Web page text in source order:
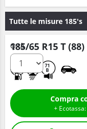
Tutte le misure 185's
185/65 R15 T (88)
71
B
Q.tà